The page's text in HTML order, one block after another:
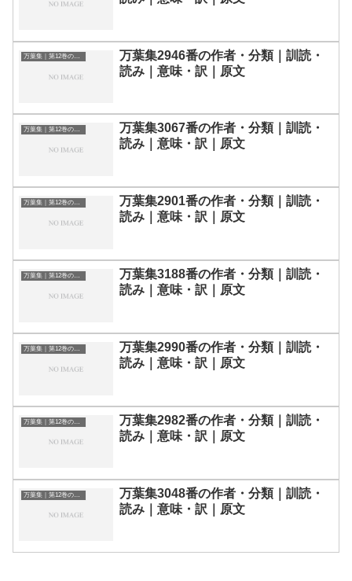
万葉集｜第12巻の和歌一覧
万葉集2946番の作者・分類｜訓読・
読み｜意味・訳｜原文
万葉集｜第12巻の和歌一覧
万葉集3067番の作者・分類｜訓読・
読み｜意味・訳｜原文
万葉集｜第12巻の和歌一覧
万葉集2901番の作者・分類｜訓読・
読み｜意味・訳｜原文
万葉集｜第12巻の和歌一覧
万葉集3188番の作者・分類｜訓読・
読み｜意味・訳｜原文
万葉集｜第12巻の和歌一覧
万葉集2990番の作者・分類｜訓読・
読み｜意味・訳｜原文
万葉集｜第12巻の和歌一覧
万葉集2982番の作者・分類｜訓読・
読み｜意味・訳｜原文
万葉集｜第12巻の和歌一覧
万葉集3048番の作者・分類｜訓読・
読み｜意味・訳｜原文